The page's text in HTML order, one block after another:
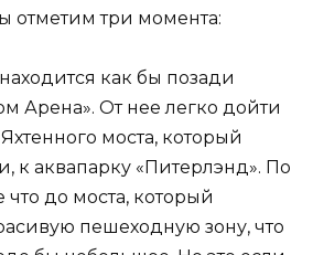
отметим три момента:
как бы позади
Арена». От нее легко дойти
моста, который
к аквапарку «Питерлэнд». По
что до моста, который
пешеходную зону, что